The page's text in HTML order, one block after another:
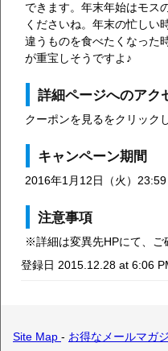
できます。年末年始はモス
くださいね。年末の忙しい
違うものを食べたくなった
が重宝しそうですよ♪
詳細ページへのアク
クーポンを見るをクリック
キャンペーン期間
2016年1月12日（火）
注意事項
※詳細は変異先HPにて、ご
登録日 2015.12.28 at 6:06
Site Map - お得なメールマガ